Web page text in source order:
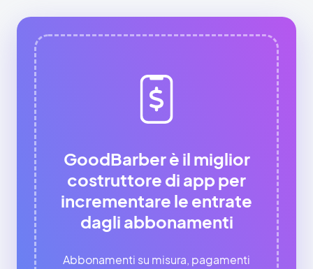
GoodBarber è il miglior
costruttore di app per
incrementare le entrate
dagli abbonamenti
Abbonamenti su misura, pagamenti